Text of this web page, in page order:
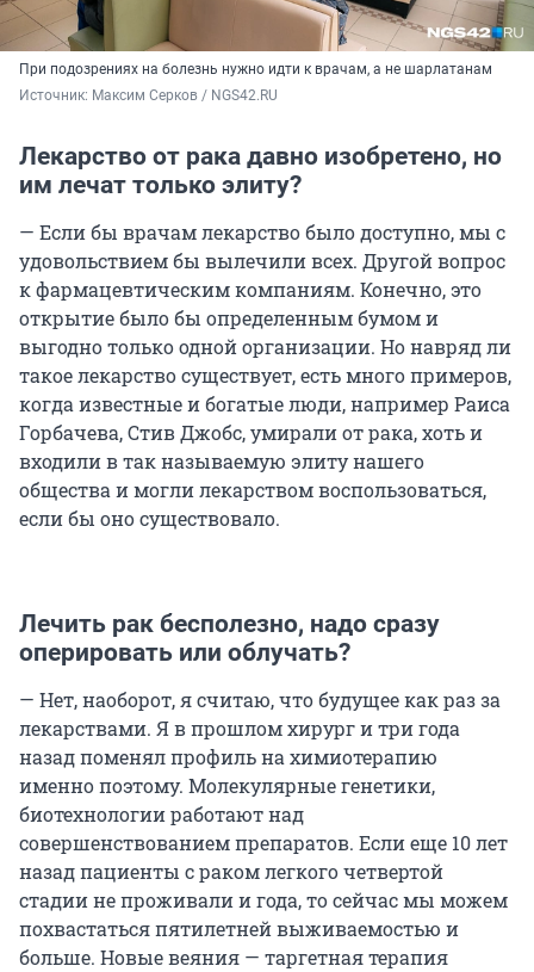
При подозрениях на болезнь нужно идти к врачам, а не шарлатанам
Источник: Максим Серков / NGS42.RU
Лекарство от рака давно изобретено, но
им лечат только элиту?
— Если бы врачам лекарство было доступно, мы с
удовольствием бы вылечили всех. Другой вопрос
к фармацевтическим компаниям. Конечно, это
открытие было бы определенным бумом и
выгодно только одной организации. Но навряд ли
такое лекарство существует, есть много примеров,
когда известные и богатые люди, например Раиса
Горбачева, Стив Джобс, умирали от рака, хоть и
входили в так называемую элиту нашего
общества и могли лекарством воспользоваться,
если бы оно существовало.
Лечить рак бесполезно, надо сразу
оперировать или облучать?
— Нет, наоборот, я считаю, что будущее как раз за
лекарствами. Я в прошлом хирург и три года
назад поменял профиль на химиотерапию
именно поэтому. Молекулярные генетики,
биотехнологии работают над
совершенствованием препаратов. Если еще 10 лет
назад пациенты с раком легкого четвертой
стадии не проживали и года, то сейчас мы можем
похвастаться пятилетней выживаемостью и
больше. Новые веяния — таргетная терапия